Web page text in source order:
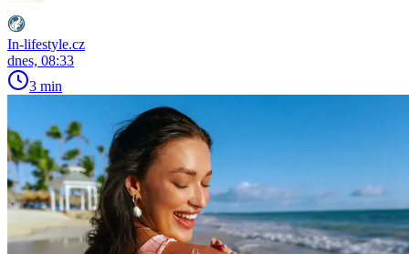
In-lifestyle.cz
dnes, 08:33
3 min